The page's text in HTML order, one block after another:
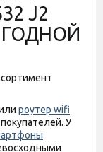
J2
роутер wifi
У